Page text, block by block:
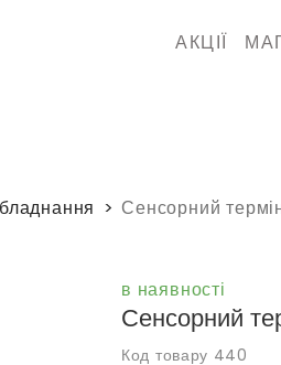
АКЦІЇ
Сенсорний
в наявності
Сенсорний
Код товару 440